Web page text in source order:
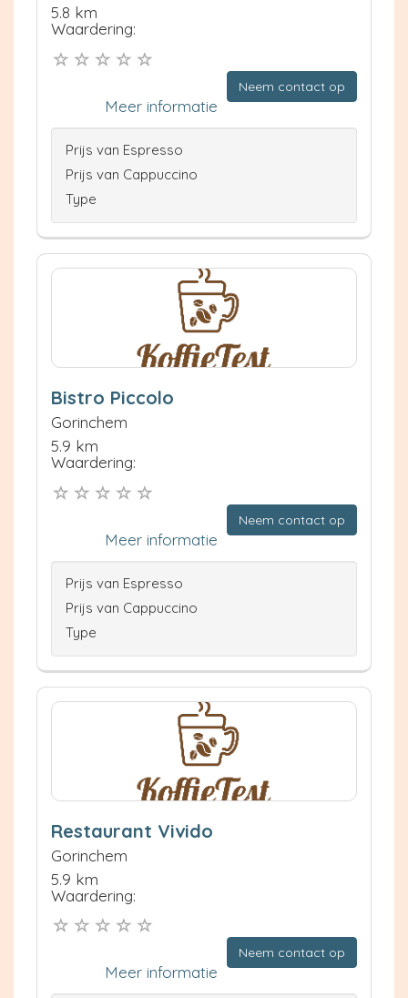
5.8 km
Waardering:
Neem contact op
Meer informatie
Prijs van Espresso
Prijs van Cappuccino
Type
Bistro Piccolo
Gorinchem
5.9 km
Waardering:
Neem contact op
Meer informatie
Prijs van Espresso
Prijs van Cappuccino
Type
Restaurant Vivido
Gorinchem
5.9 km
Waardering:
Neem contact op
Meer informatie